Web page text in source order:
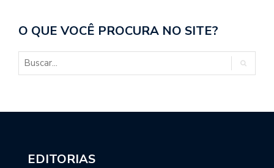
O QUE VOCÊ PROCURA NO SITE?
EDITORIAS